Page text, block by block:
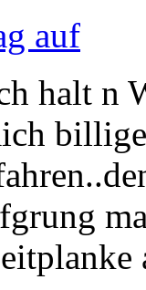
auf
halt n